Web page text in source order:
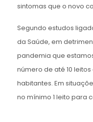
sintomas que o novo
Segundo estudos
da Saúde, em
pandemia que
número de até 10 leitos
habitantes. Em
no mínimo 1 leito para